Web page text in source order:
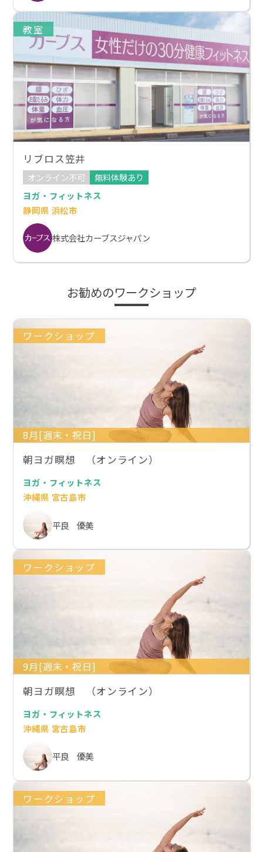
教室
リブロス笠井
オンライン不可
無料体験あり
ヨガ・フィットネス
静岡県 浜松市
株式会社カーブスジャパン
お勧めのワークショップ
ワークショップ
8月[週末・祝日]
朝ヨガ瞑想 （オンライン）
ヨガ・フィットネス
沖縄県 宮古島市
平良 優美
ワークショップ
9月[週末・祝日]
朝ヨガ瞑想 （オンライン）
ヨガ・フィットネス
沖縄県 宮古島市
平良 優美
ワークショップ